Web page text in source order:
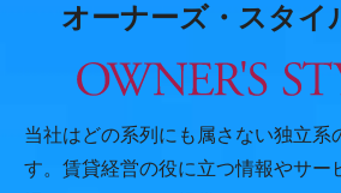
オーナーズ・スタイ
当社はどの系列にも属さない独立系
す。賃貸経営の役に立つ情報やサー